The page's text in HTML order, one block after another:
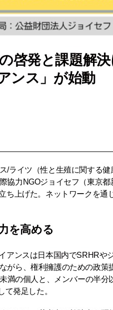
啓発と課題解
ンス」が始動
/ライツ（性と生殖に関する
協力NGOジョイセフ（東京
ち上げた。ネットワークを通
を高める
アンスは日本国内でSRHRや
がら、権利擁護のための政策
満の個人と、メンバーの半分
発足した。